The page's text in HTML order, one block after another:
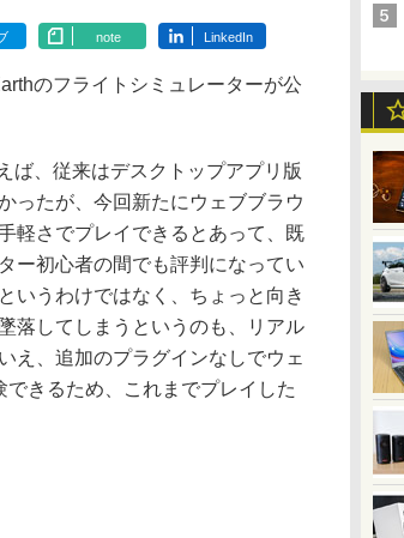
note LinkedIn
のフライトシミュレーターが公
、従来はデスクトップアプリ版
ったが、今回新たにウェブブラウ
軽さでプレイできるとあって、既
ー初心者の間でも評判になってい
いうわけではなく、ちょっと向き
落してしまうというのも、リアル
え、追加のプラグインなしでウェ
きるため、これまでプレイした